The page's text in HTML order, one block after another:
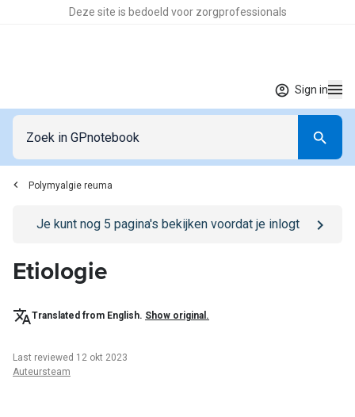
Deze site is bedoeld voor zorgprofessionals
Sign in
Polymyalgie reuma
Go to/sign-in page
Je kunt nog 5 pagina's bekijken voordat je inlogt
Etiologie
Translated from English. Show original.
Last reviewed 12 okt 2023
Auteursteam